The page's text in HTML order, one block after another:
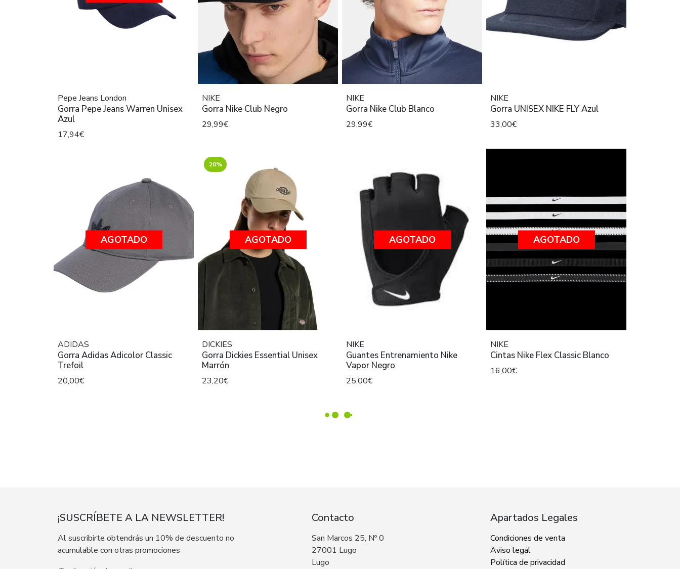
Pepe Jeans London
Gorra Pepe Jeans Warren Unisex
Azul
17,94€
NIKE
Gorra Nike Club Negro
29,99€
NIKE
Gorra Nike Club Blanco
29,99€
NIKE
Gorra UNISEX NIKE FLY Azul
33,00€
AGOTADO
ADIDAS
Gorra Adidas Adicolor Classic
Trefoil
20,00€
20%
AGOTADO
DICKIES
Gorra Dickies Essential Unisex
Marrón
23,20€
AGOTADO
NIKE
Guantes Entrenamiento Nike
Vapor Negro
25,00€
AGOTADO
NIKE
Cintas Nike Flex Classic Blanco
16,00€
¡SUSCRÍBETE A LA NEWSLETTER!
Al suscribirte obtendrás un 10% de descuento no
acumulable con otras promociones
Contacto
San Marcos 25, Nº 0
27001 Lugo
Lugo
Apartados Legales
Condiciones de venta
Aviso legal
Política de privacidad